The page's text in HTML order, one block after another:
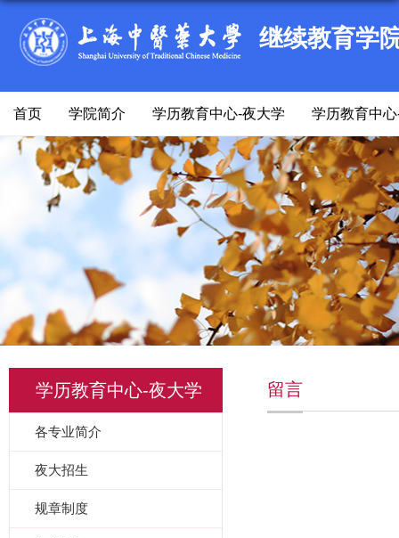
继续教育学
首页 学院简介 学历教育中心-夜大学 学历教育中
学历教育中心-夜大学
各专业简介
夜大招生
规章制度
留言